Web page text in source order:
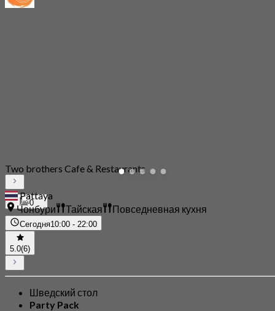
0
Two brothers Cafe & Restaurants
Pattaya
Чонбури
Тайская Повседневная кухня
Сегодня10:00 - 22:00
5.0(6)
Шведский стол
Party Pack